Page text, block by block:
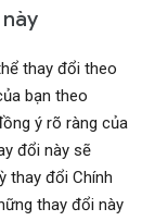
thay đổi theo
bạn theo
ý rõ ràng của
đổi này sẽ
thay đổi Chính
thay đổi này